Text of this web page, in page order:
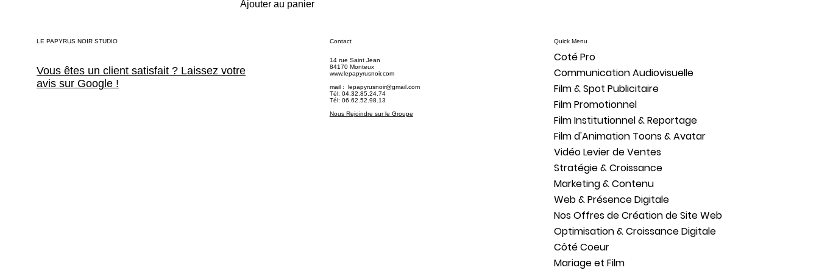
Ajouter au panier
LE PAPYRUS NOIR STUDIO
Vous êtes un client satisfait ? Laissez votre
avis sur Google !
Contact
14 rue Saint Jean
84170 Monteux
www.lepapyrusnoir.com
mail : lepapyrusnoir@gmail.com
Tél: 04.32.85.24.74
Tél: 06.62.52.98.13
Nous Rejoindre sur le Groupe
Quick Menu
Coté Pro
Communication Audiovisuelle
Film & Spot Publicitaire
Film Promotionnel
Film Institutionnel & Reportage
Film d'Animation Toons & Avatar
Vidéo Levier de Ventes
Stratégie & Croissance
Marketing & Contenu
Web & Présence Digitale
Nos Offres de Création de Site Web
Optimisation & Croissance Digitale
Côté Coeur
Mariage et Film